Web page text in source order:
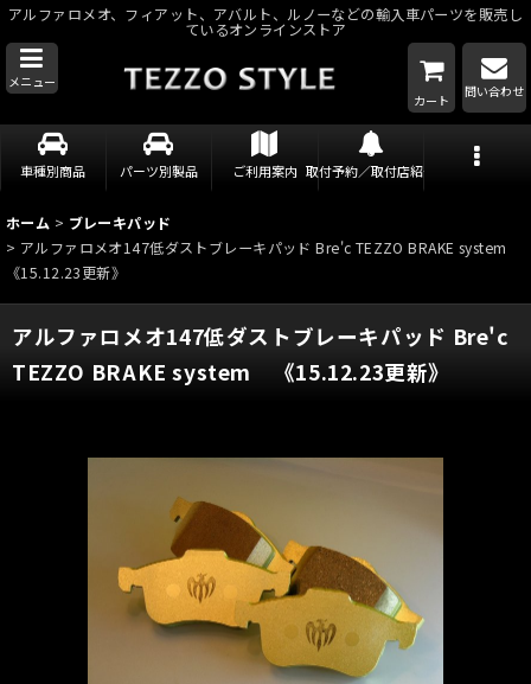
アルファロメオ、フィアット、アバルト、ルノーなどの輸入車パーツを販売し
ているオンラインストア
メニュー
カート
問い合わせ
車種別商品 パーツ別製品 ご利用案内 取付予約／取付店紹介
ホーム > ブレーキパッド
> アルファロメオ147低ダストブレーキパッド Bre'c TEZZO BRAKE system
《15.12.23更新》
アルファロメオ147低ダストブレーキパッド Bre'c
TEZZO BRAKE system 《15.12.23更新》